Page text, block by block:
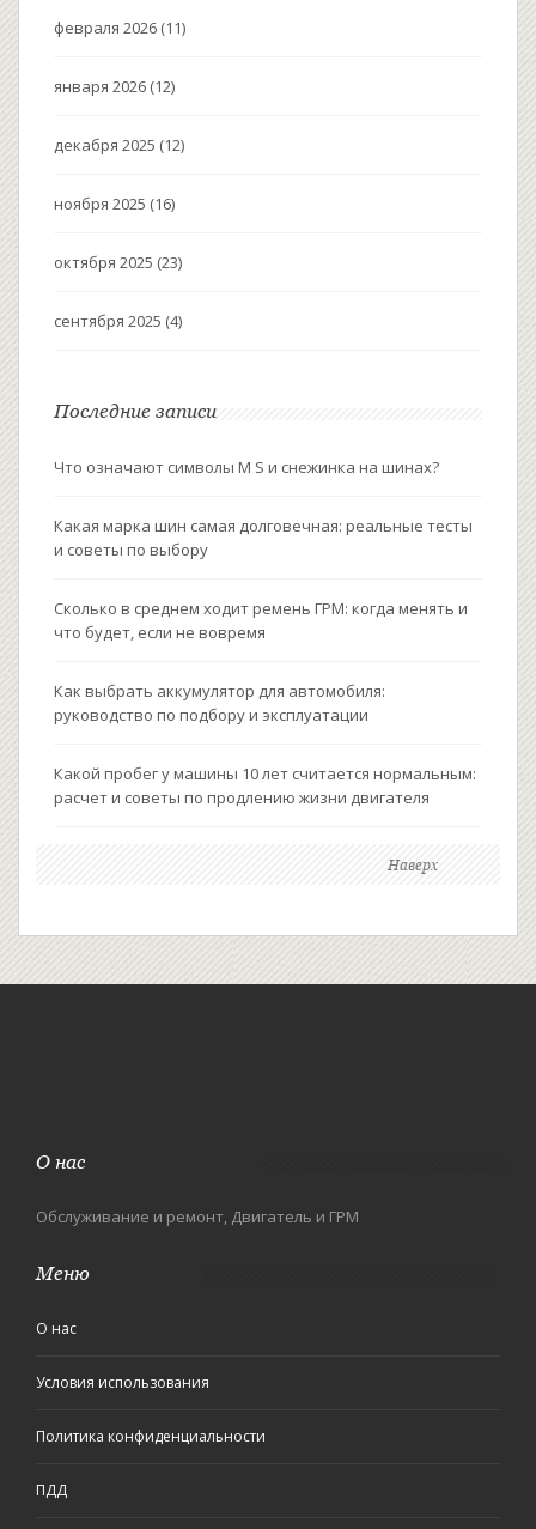
февраля 2026 (11)
января 2026 (12)
декабря 2025 (12)
ноября 2025 (16)
октября 2025 (23)
сентября 2025 (4)
Последние записи
Что означают символы M S и снежинка на шинах?
Какая марка шин самая долговечная: реальные тесты
и советы по выбору
Сколько в среднем ходит ремень ГРМ: когда менять и
что будет, если не вовремя
Как выбрать аккумулятор для автомобиля:
руководство по подбору и эксплуатации
Какой пробег у машины 10 лет считается нормальным:
расчет и советы по продлению жизни двигателя
Наверх
О нас
Обслуживание и ремонт, Двигатель и ГРМ
Меню
О нас
Условия использования
Политика конфиденциальности
ПДД